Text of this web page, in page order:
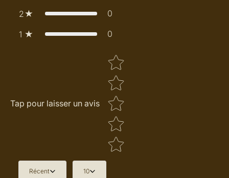
2 0
1 0
Tap pour laisser un avis
Star rating
Récent 10